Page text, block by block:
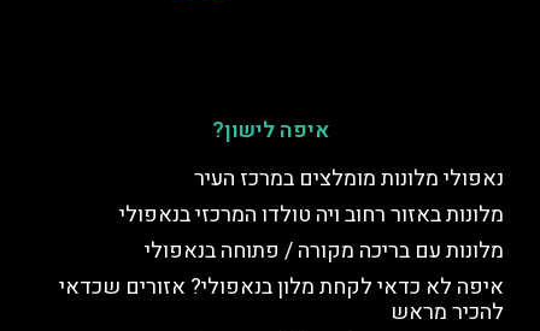
איפה לישון?
נאפולי מלונות מומלצים במרכז העיר
מלונות באזור רחוב ויה טולדו המרכזי בנאפולי
מלונות עם בריכה מקורה / פתוחה בנאפולי
איפה לא כדאי לקחת מלון בנאפולי? אזורים שכדאי
להכיר מראש